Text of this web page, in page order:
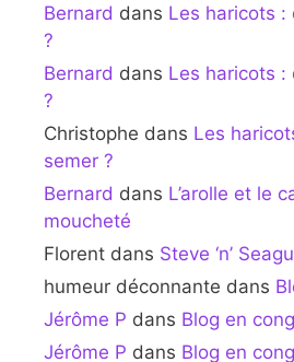
Bernard dans Les haricots :
?
Bernard dans Les haricots :
?
Christophe dans Les
semer ?
Bernard dans L’arolle et le
moucheté
Florent dans Steve ‘n’
humeur déconnante dans
Jérôme P dans Blog en
Jérôme P dans Blog en